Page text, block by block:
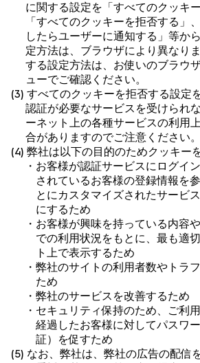
に関する設定を「すべてのクッキ
「すべてのクッキーを拒否する」
したらユーザーに通知する」等か
定方法は、ブラウザにより異なり
する設定方法は、お使いのブラウ
ューでご確認ください。
(3) すべてのクッキーを拒否する設定
認証が必要なサービスを受けられ
ーネット上の各種サービスの利用
合がありますのでご注意ください。
(4) 弊社は以下の目的のためクッキー
・お客様が認証サービスにログイ
されているお客様の登録情報を
とにカスタマイズされたサービ
にするため
・お客様が興味を持っている内容
での利用状況をもとに、最も適
ト上で表示するため
・弊社のサイトの利用者数やトラ
ため
・弊社のサービスを改善するため
・セキュリティ保持のため、ご利
経過したお客様に対してパスワ
証）を促すため
(5) なお、弊社は、弊社の広告の配信